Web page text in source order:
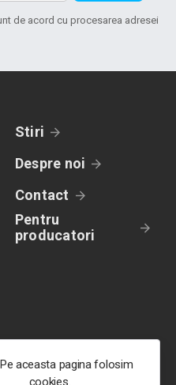
de acord cu procesarea adresei
Stiri
Despre noi
Contact
Pentru
producatori
Pe aceasta pagina folosim
cookies.